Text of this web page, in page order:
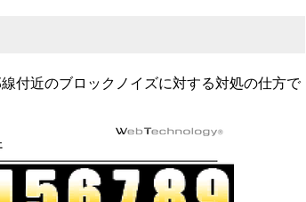
付近のブロックノイズに対する対処の仕方で